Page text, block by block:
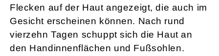
Flecken auf der Haut angezeigt, die auch im
Gesicht erscheinen können. Nach rund
vierzehn Tagen schuppt sich die Haut an
den Handinnenflächen und Fußsohlen.